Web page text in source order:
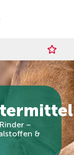
Express-
–
&